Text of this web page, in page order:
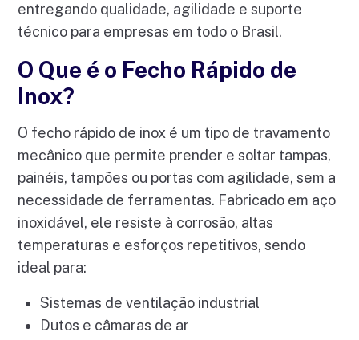
entregando qualidade, agilidade e suporte
técnico para empresas em todo o Brasil.
O Que é o Fecho Rápido de
Inox?
O fecho rápido de inox é um tipo de travamento
mecânico que permite prender e soltar tampas,
painéis, tampões ou portas com agilidade, sem a
necessidade de ferramentas. Fabricado em aço
inoxidável, ele resiste à corrosão, altas
temperaturas e esforços repetitivos, sendo
ideal para:
Sistemas de ventilação industrial
Dutos e câmaras de ar